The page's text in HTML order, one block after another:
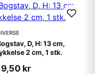
D, H: 13 cm,
2 cm, 1 stk.
kr